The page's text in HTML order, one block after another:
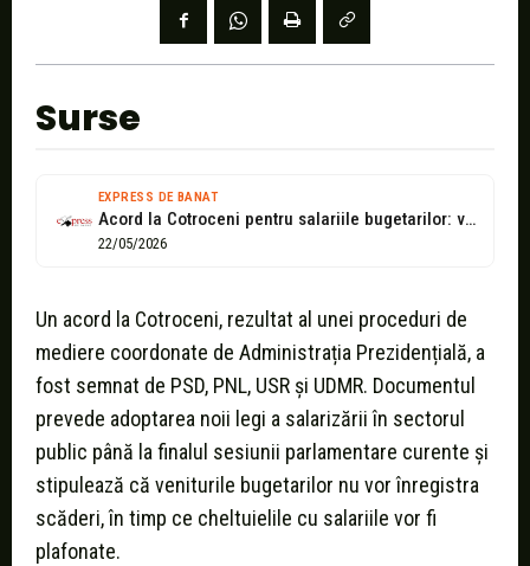
Surse
EXPRESS DE BANAT
Acord la Cotroceni pentru salariile bugetarilor: veniturile nu vor scădea
22/05/2026
Un acord la Cotroceni, rezultat al unei proceduri de
mediere coordonate de Administrația Prezidențială, a
fost semnat de PSD, PNL, USR și UDMR. Documentul
prevede adoptarea noii legi a salarizării în sectorul
public până la finalul sesiunii parlamentare curente și
stipulează că veniturile bugetarilor nu vor înregistra
scăderi, în timp ce cheltuielile cu salariile vor fi
plafonate.